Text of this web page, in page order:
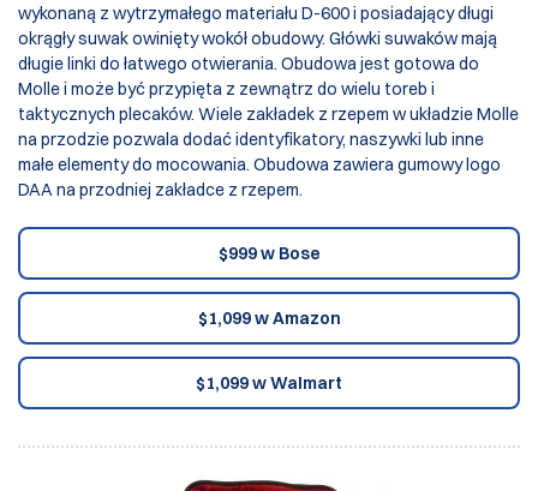
wykonaną z wytrzymałego materiału D-600 i posiadający długi
okrągły suwak owinięty wokół obudowy. Główki suwaków mają
długie linki do łatwego otwierania. Obudowa jest gotowa do
Molle i może być przypięta z zewnątrz do wielu toreb i
taktycznych plecaków. Wiele zakładek z rzepem w układzie Molle
na przodzie pozwala dodać identyfikatory, naszywki lub inne
małe elementy do mocowania. Obudowa zawiera gumowy logo
DAA na przodniej zakładce z rzepem.
$999 w Bose
$1,099 w Amazon
$1,099 w Walmart